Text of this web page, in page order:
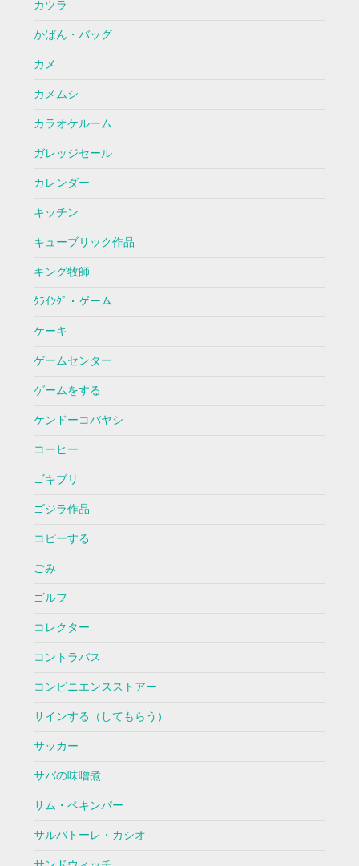
カツラ
かばん・バッグ
カメ
カメムシ
カラオケルーム
ガレッジセール
カレンダー
キッチン
キューブリック作品
キング牧師
ｸﾗｲﾝｸﾞ・ゲーム
ケーキ
ゲームセンター
ゲームをする
ケンドーコバヤシ
コーヒー
ゴキブリ
ゴジラ作品
コピーする
ごみ
ゴルフ
コレクター
コントラバス
コンビニエンスストアー
サインする（してもらう）
サッカー
サバの味噌煮
サム・ペキンパー
サルバトーレ・カシオ